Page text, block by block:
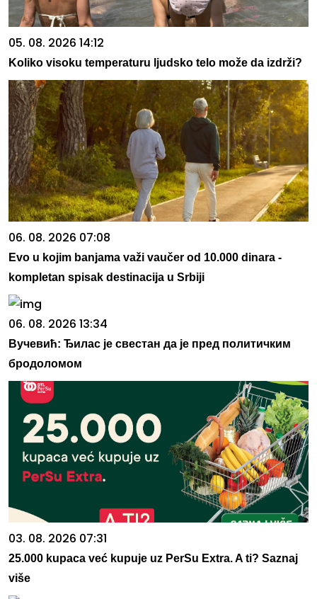
05. 08. 2026 14:12
Koliko visoku temperaturu ljudsko telo može da izdrži?
06. 08. 2026 07:08
Evo u kojim banjama važi vaučer od 10.000 dinara -
kompletan spisak destinacija u Srbiji
06. 08. 2026 13:34
Вучевић: Ђилас је свестан да је пред политичким
бродоломом
03. 08. 2026 07:31
25.000 kupaca već kupuje uz PerSu Extra. A ti? Saznaj
više